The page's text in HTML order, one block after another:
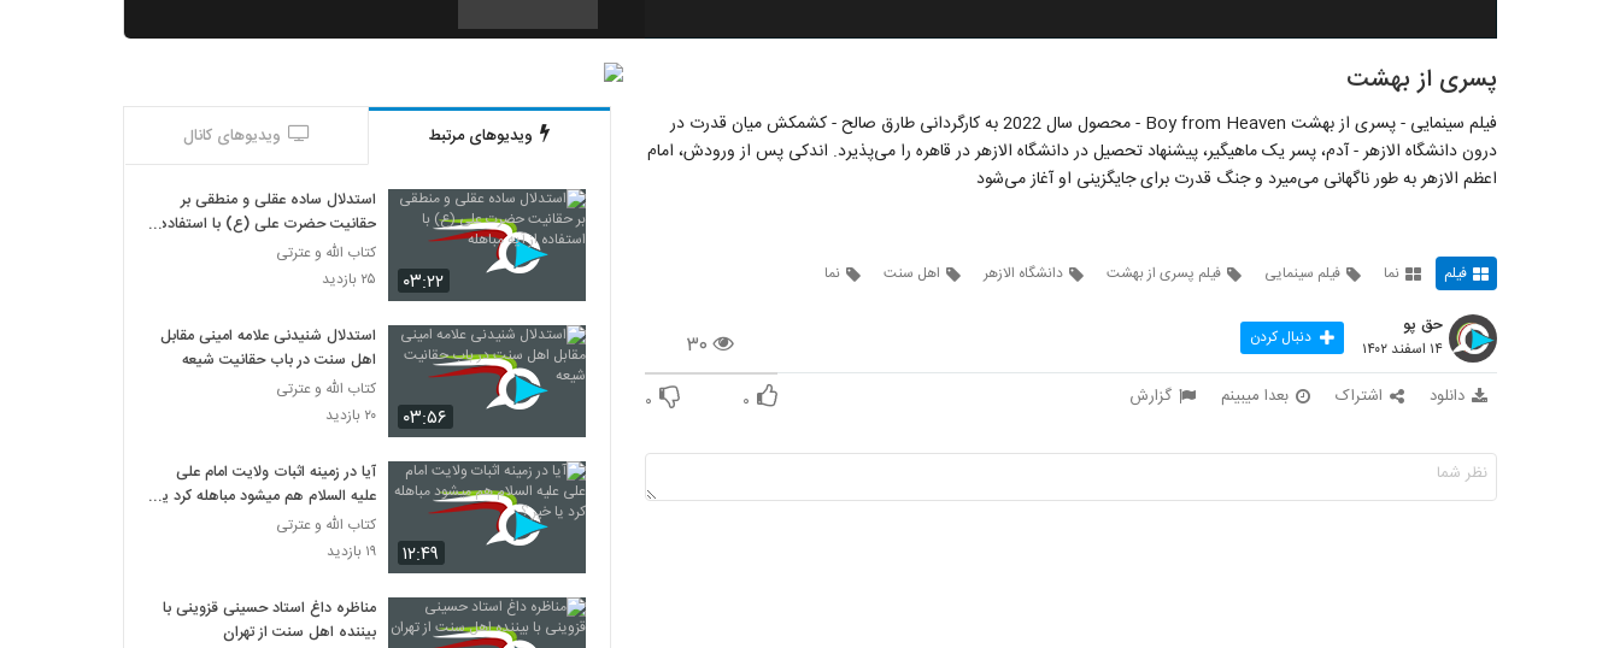
پسری از بهشت
فیلم سینمایی - پسری از بهشت Boy from Heaven - محصول سال 2022 به کارگردانی طارق صالح - کشمکش میان قدرت در
درون دانشگاه الازهر - آدم، پسر یک ماهیگیر، پیشنهاد تحصیل در دانشگاه الازهر در قاهره را می‌پذیرد. اندکی پس از ورودش، امام
اعظم الازهر به طور ناگهانی می‌میرد و جنگ قدرت برای جایگزینی او آغاز می‌شود
فیلم نما فیلم سینمایی فیلم پسری از بهشت دانشگاه الازهر اهل سنت نما
۳۰
حق پو
۱۴ اسفند ۱۴۰۲ دنبال کردن
دانلود اشتراک بعدا میبینم گزارش ۰ ۰
ویدیوهای مرتبط ویدیوهای کانال
۰۳:۲۲
استدلال ساده عقلی و منطقی بر
حقانیت حضرت علی (ع) با استفاده
از آیه مباهله
کتاب الله و عترتی
۲۵ بازدید
۰۳:۵۶
استدلال شنیدنی علامه امینی مقابل
اهل سنت در باب حقانیت شیعه
کتاب الله و عترتی
۲۰ بازدید
۱۲:۴۹
آیا در زمینه اثبات ولایت امام علی
علیه السلام هم میشود مباهله کرد یا
خیر ؟
کتاب الله و عترتی
۱۹ بازدید
مناظره داغ استاد حسینی قزوینی با
بیننده اهل سنت از تهران